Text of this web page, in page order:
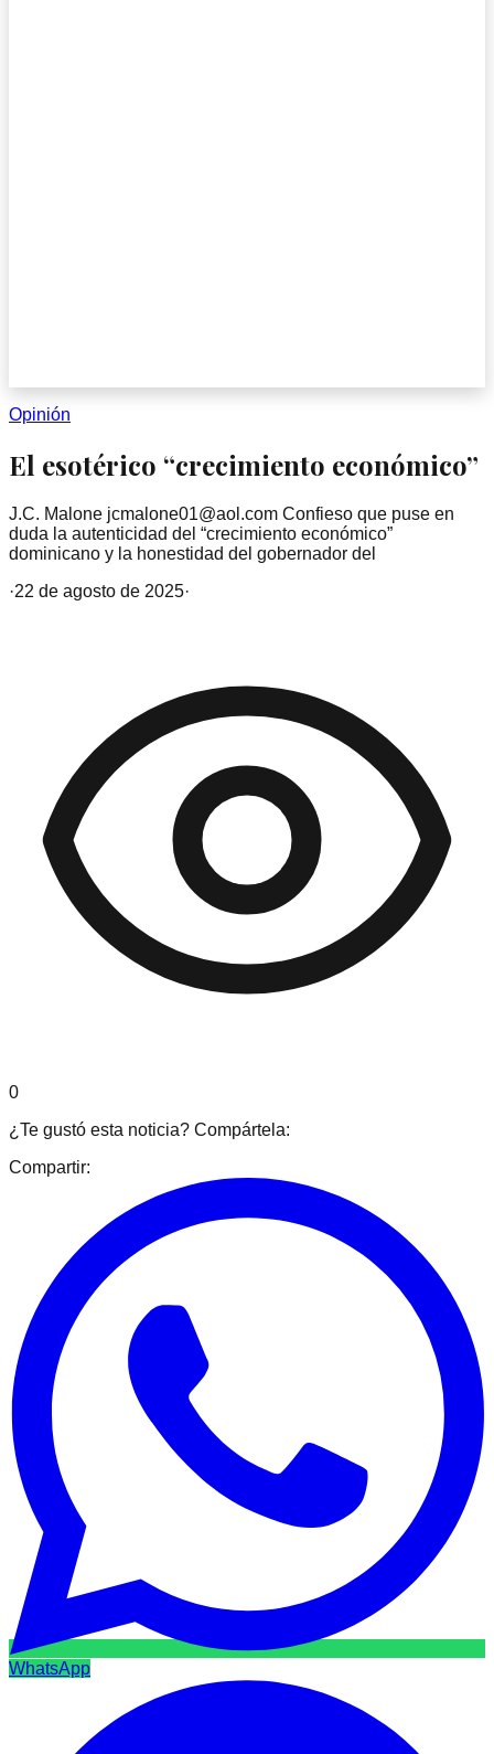
Opinión
El esotérico “crecimiento económico”
J.C. Malone jcmalone01@aol.com Confieso que puse en
duda la autenticidad del “crecimiento económico”
dominicano y la honestidad del gobernador del
·22 de agosto de 2025·
0
¿Te gustó esta noticia? Compártela:
Compartir:
WhatsApp